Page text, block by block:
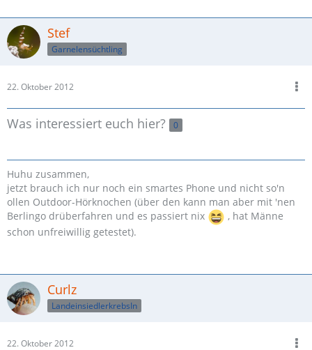
Stef
Garnelensüchtling
22. Oktober 2012
Was interessiert euch hier? 0
Huhu zusammen,
jetzt brauch ich nur noch ein smartes Phone und nicht so'n
ollen Outdoor-Hörknochen (über den kann man aber mit 'nen
Berlingo drüberfahren und es passiert nix
, hat Männe
schon unfreiwillig getestet).
Curlz
LandeinsiedlerkrebsIn
22. Oktober 2012